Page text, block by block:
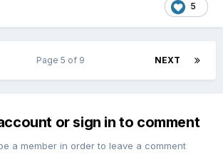
5
NEXT
Page 5 of 9
or sign in to comment
a member in order to leave a comment